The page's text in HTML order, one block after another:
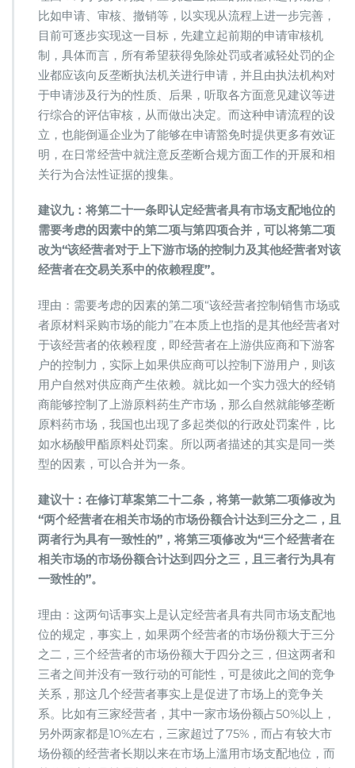
比如申请、审核、撤销等，以实现从流程上进一步完善，
目前可逐步实现这一目标，先建立起前期的申请审核机
制，具体而言，所有希望获得免除处罚或者减轻处罚的企
业都应该向反垄断执法机关进行申请，并且由执法机构对
于申请涉及行为的性质、后果，听取各方面意见建议等进
行综合的评估审核，从而做出决定。而这种申请流程的设
立，也能倒逼企业为了能够在申请豁免时提供更多有效证
明，在日常经营中就注意反垄断合规方面工作的开展和相
关行为合法性证据的搜集。
建议九：将第二十一条即认定经营者具有市场支配地位的
需要考虑的因素中的第二项与第四项合并，可以将第二项
改为“该经营者对于上下游市场的控制力及其他经营者对该
经营者在交易关系中的依赖程度”。
理由：需要考虑的因素的第二项“该经营者控制销售市场或
者原材料采购市场的能力”在本质上也指的是其他经营者对
于该经营者的依赖程度，即经营者在上游供应商和下游客
户的控制力，实际上如果供应商可以控制下游用户，则该
用户自然对供应商产生依赖。就比如一个实力强大的经销
商能够控制了上游原料药生产市场，那么自然就能够垄断
原料药市场，我国也出现了多起类似的行政处罚案件，比
如水杨酸甲酯原料处罚案。所以两者描述的其实是同一类
型的因素，可以合并为一条。
建议十：在修订草案第二十二条，将第一款第二项修改为
“两个经营者在相关市场的市场份额合计达到三分之二，且
两者行为具有一致性的”，将第三项修改为“三个经营者在
相关市场的市场份额合计达到四分之三，且三者行为具有
一致性的”。
理由：这两句话事实上是认定经营者具有共同市场支配地
位的规定，事实上，如果两个经营者的市场份额大于三分
之二，三个经营者的市场份额大于四分之三，但这两者和
三者之间并没有一致行动的可能性，可是彼此之间的竞争
关系，那这几个经营者事实上是促进了市场上的竞争关
系。比如有三家经营者，其中一家市场份额占50%以上，
另外两家都是10%左右，三家超过了75%，而占有较大市
场份额的经营者长期以来在市场上滥用市场支配地位，而